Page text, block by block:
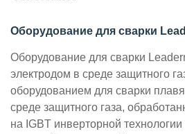
Оборудование для сварки
Оборудование для сварки
электродом в среде защитного
оборудованием для сварки
среде защитного газа,
на IGBT инверторной